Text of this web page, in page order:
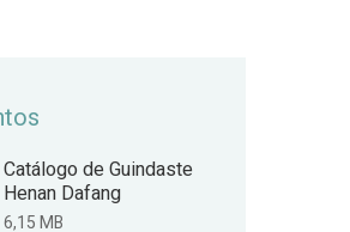
Catálogo de Guindaste
Henan Dafang
6,15 MB